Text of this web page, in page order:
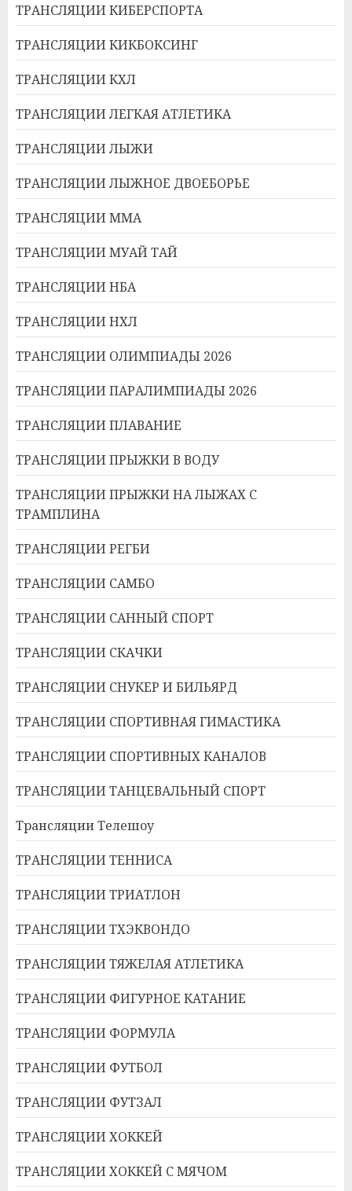
ТРАНСЛЯЦИИ КИБЕРСПОРТА
ТРАНСЛЯЦИИ КИКБОКСИНГ
ТРАНСЛЯЦИИ КХЛ
ТРАНСЛЯЦИИ ЛЕГКАЯ АТЛЕТИКА
ТРАНСЛЯЦИИ ЛЫЖИ
ТРАНСЛЯЦИИ ЛЫЖНОЕ ДВОЕБОРЬЕ
ТРАНСЛЯЦИИ ММА
ТРАНСЛЯЦИИ МУАЙ ТАЙ
ТРАНСЛЯЦИИ НБА
ТРАНСЛЯЦИИ НХЛ
ТРАНСЛЯЦИИ ОЛИМПИАДЫ 2026
ТРАНСЛЯЦИИ ПАРАЛИМПИАДЫ 2026
ТРАНСЛЯЦИИ ПЛАВАНИЕ
ТРАНСЛЯЦИИ ПРЫЖКИ В ВОДУ
ТРАНСЛЯЦИИ ПРЫЖКИ НА ЛЫЖАХ С
ТРАМПЛИНА
ТРАНСЛЯЦИИ РЕГБИ
ТРАНСЛЯЦИИ САМБО
ТРАНСЛЯЦИИ САННЫЙ СПОРТ
ТРАНСЛЯЦИИ СКАЧКИ
ТРАНСЛЯЦИИ СНУКЕР И БИЛЬЯРД
ТРАНСЛЯЦИИ СПОРТИВНАЯ ГИМАСТИКА
ТРАНСЛЯЦИИ СПОРТИВНЫХ КАНАЛОВ
ТРАНСЛЯЦИИ ТАНЦЕВАЛЬНЫЙ СПОРТ
Трансляции Телешоу
ТРАНСЛЯЦИИ ТЕННИСА
ТРАНСЛЯЦИИ ТРИАТЛОН
ТРАНСЛЯЦИИ ТХЭКВОНДО
ТРАНСЛЯЦИИ ТЯЖЕЛАЯ АТЛЕТИКА
ТРАНСЛЯЦИИ ФИГУРНОЕ КАТАНИЕ
ТРАНСЛЯЦИИ ФОРМУЛА
ТРАНСЛЯЦИИ ФУТБОЛ
ТРАНСЛЯЦИИ ФУТЗАЛ
ТРАНСЛЯЦИИ ХОККЕЙ
ТРАНСЛЯЦИИ ХОККЕЙ С МЯЧОМ